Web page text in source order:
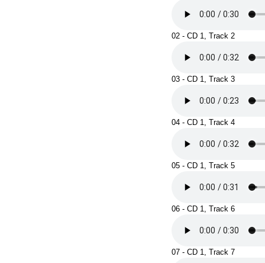
02 - CD 1, Track 2
03 - CD 1, Track 3
04 - CD 1, Track 4
05 - CD 1, Track 5
06 - CD 1, Track 6
07 - CD 1, Track 7